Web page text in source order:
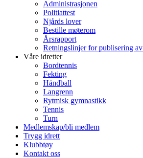
Administrasjonen
Politiattest
Njårds lover
Bestille møterom
Årsrapport
Retningslinjer for publisering
Våre idretter
Bordtennis
Fekting
Håndball
Langrenn
Rytmisk gymnastikk
Tennis
Turn
Medlemskap/bli medlem
Trygg idrett
Klubbtøy
Kontakt oss